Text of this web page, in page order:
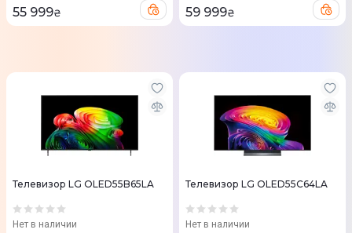
55 999₴ 59 999₴
Телевизор LG OLED55B65LA
Нет в наличии
Телевизор LG OLED55C64LA
Нет в наличии